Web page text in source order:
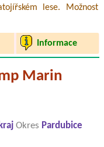
lese. Možnost
Informace
Marin
Okres Pardubice